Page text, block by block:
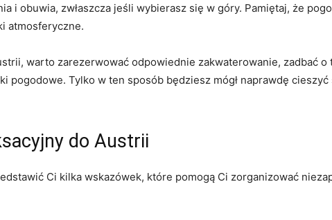
i obuwia,⁤ zwłaszcza jeśli wybierasz się w góry. ⁤Pamiętaj, że
atmosferyczne.
warto zarezerwować⁢ odpowiednie zakwaterowanie, zadbać
pogodowe. ⁣Tylko w ten sposób będziesz⁤ mógł naprawdę
do Austrii
‌Ci kilka wskazówek, które⁣ pomogą Ci zorganizować